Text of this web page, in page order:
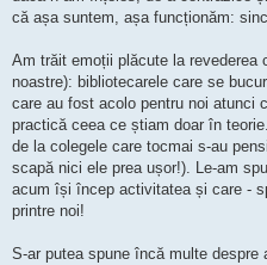
că așa suntem, așa funcționăm:
Am trăit emoții plăcute la
noastre): bibliotecarele care se
care au fost acolo pentru noi atunci
practică ceea ce știam doar în
de la colegele care tocmai s-au
scapă nici ele prea ușor!). Le-am
acum își încep activitatea și care -
printre noi!
S-ar putea spune încă multe